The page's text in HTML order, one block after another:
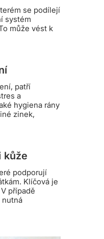
se podílejí
systém
může vést k
patří
a
hygiena rány
zinek,
kůže
podporují
Klíčová je
případě
nutná